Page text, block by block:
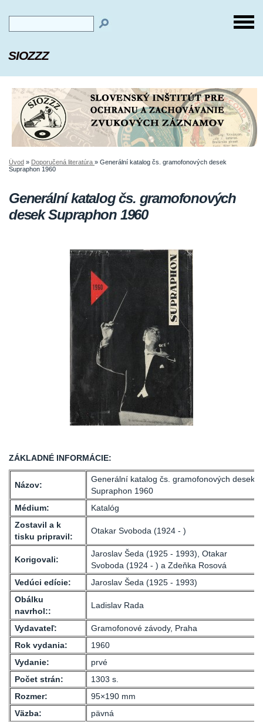
SIOZZZ
Úvod » Doporučená literatúra » Generální katalog čs. gramofonových desek
Supraphon 1960
Generální katalog čs. gramofonových
desek Supraphon 1960
ZÁKLADNÉ INFORMÁCIE:
Názov:
Generální katalog čs. gramofonových desek
Supraphon 1960
Médium:
Katalóg
Zostavil a k
tisku pripravil:
Otakar Svoboda (1924 - )
Korigovali:
Jaroslav Šeda (1925 - 1993), Otakar
Svoboda (1924 - ) a Zdeňka Rosová
Vedúci edície:
Jaroslav Šeda (1925 - 1993)
Obálku
navrhol::
Ladislav Rada
Vydavateľ:
Gramofonové závody, Praha
Rok vydania:
1960
Vydanie:
prvé
Počet strán:
1303 s.
Rozmer:
95×190 mm
Väzba:
pävná